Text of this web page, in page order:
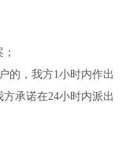
的，我方1小时内作出
方承诺在24小时内派出